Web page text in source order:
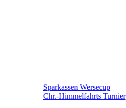
Sparkassen Wersecup
Chr.-Himmelfahrts Turnier